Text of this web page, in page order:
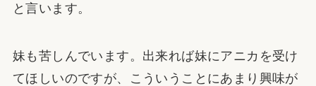
と言います。
妹も苦しんでいます。出来れば妹にアニカを受け
てほしいのですが、こういうことにあまり興味が